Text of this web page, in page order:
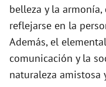
belleza y la
reflejarse en la
Además, el
comunicación y la
naturaleza amistosa